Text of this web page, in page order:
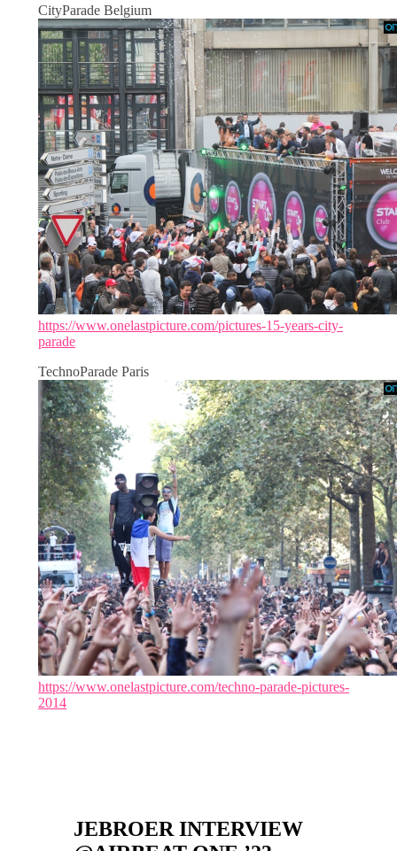
CityParade Belgium
https://www.onelastpicture.com/pictures-15-years-city-
parade
TechnoParade Paris
https://www.onelastpicture.com/techno-parade-pictures-
2014
JEBROER INTERVIEW